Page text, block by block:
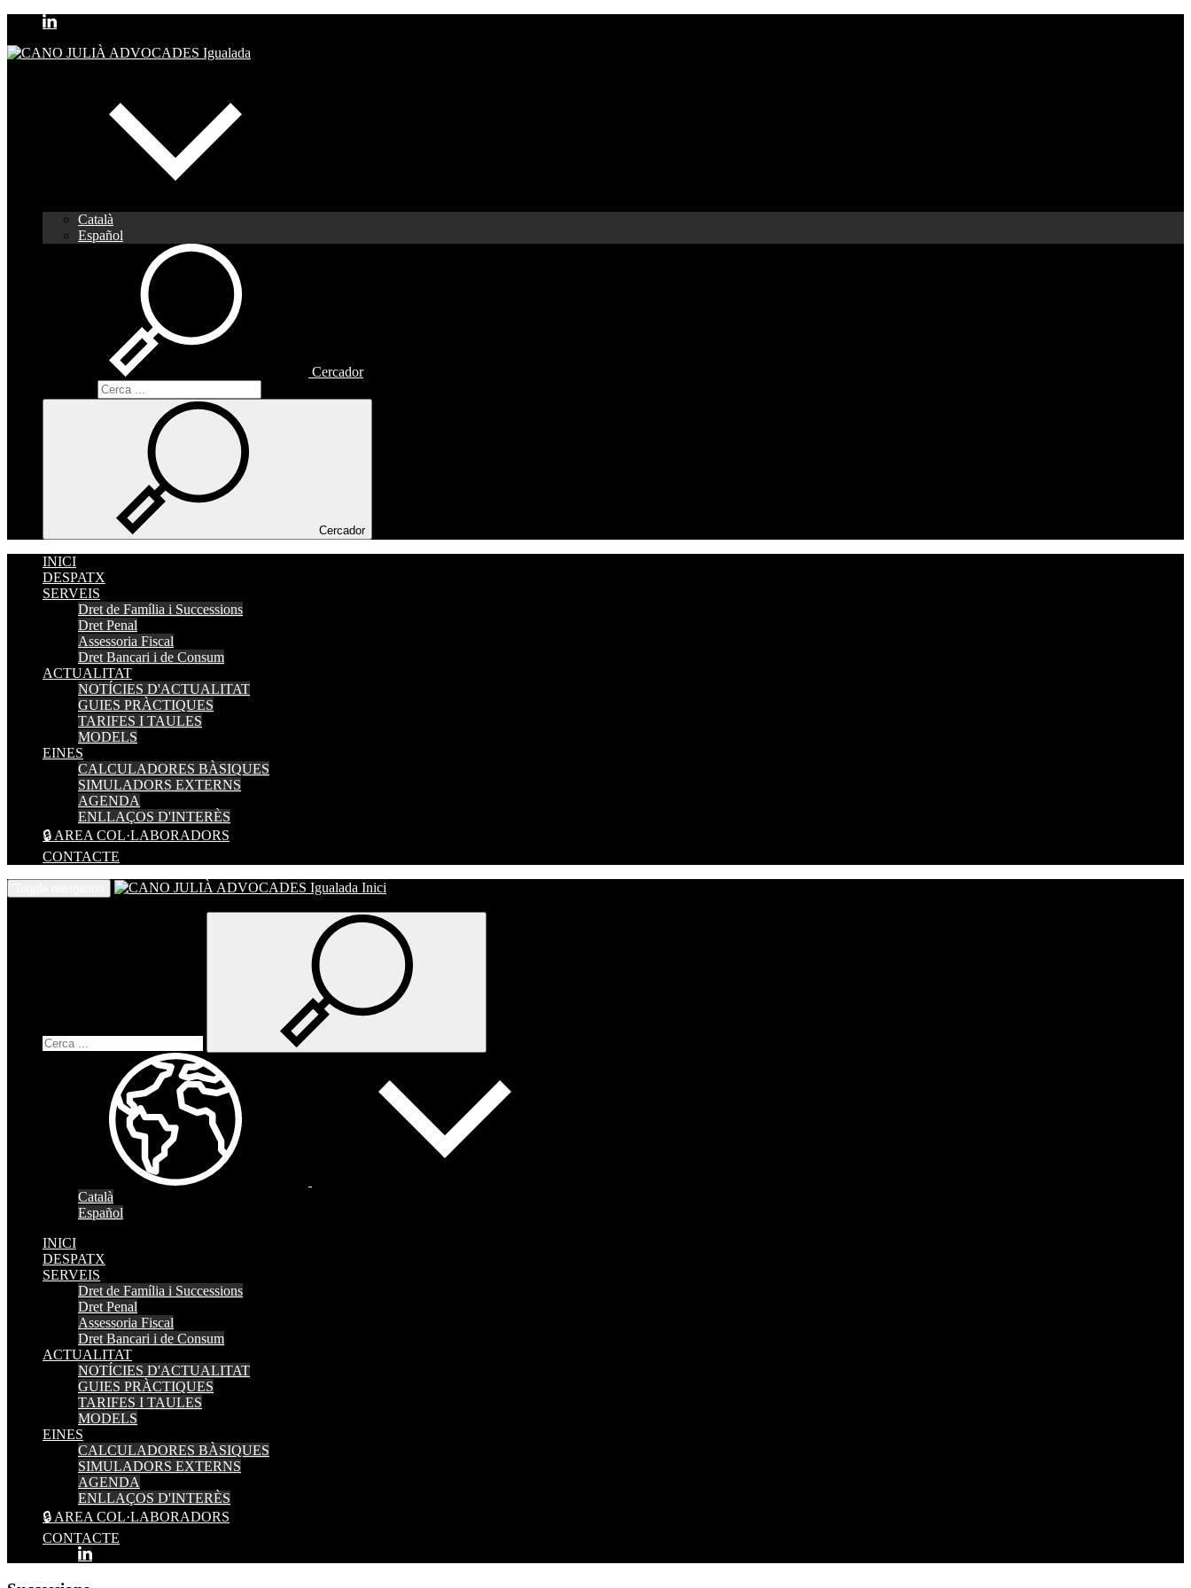
Català
Español
Cercador
Cercador
INICI
DESPATX
SERVEIS
Dret de Família i Successions
Dret Penal
Assessoria Fiscal
Dret Bancari i de Consum
ACTUALITAT
NOTÍCIES D'ACTUALITAT
GUIES PRÀCTIQUES
TARIFES I TAULES
MODELS
EINES
CALCULADORES BÀSIQUES
SIMULADORS EXTERNS
AGENDA
ENLLAÇOS D'INTERÈS
🔒 AREA COL·LABORADORS
CONTACTE
Inici
Català
Español
INICI
DESPATX
SERVEIS
Dret de Família i Successions
Dret Penal
Assessoria Fiscal
Dret Bancari i de Consum
ACTUALITAT
NOTÍCIES D'ACTUALITAT
GUIES PRÀCTIQUES
TARIFES I TAULES
MODELS
EINES
CALCULADORES BÀSIQUES
SIMULADORS EXTERNS
AGENDA
ENLLAÇOS D'INTERÈS
🔒 AREA COL·LABORADORS
CONTACTE